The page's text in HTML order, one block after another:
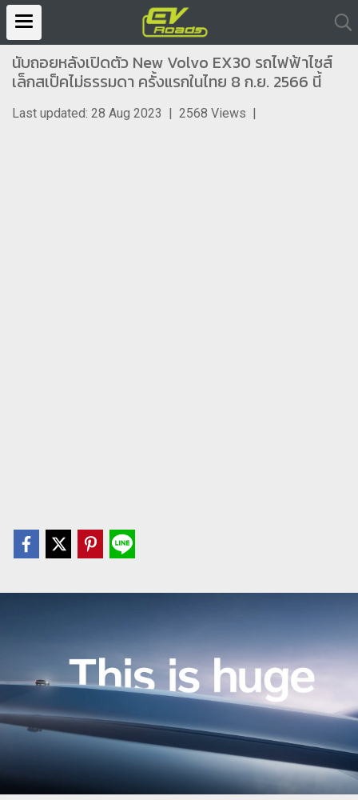
นับถอยหลังเปิดตัว New Volvo EX30 รถไฟฟ้าไซส์
เล็กสเป็คไม่ธรรมดา ครั้งแรกในไทย 8 ก.ย. 2566 นี้
Last updated: 28 Aug 2023 | 2568 Views |